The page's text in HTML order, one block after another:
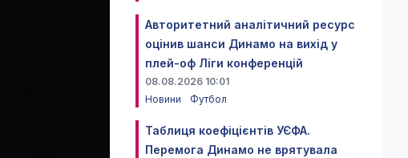
Авторитетний аналітичний ресурс
оцінив шанси Динамо на вихід у
плей-оф Ліги конференцій
08.08.2026 10:01
Новини
Футбол
Таблиця коефіцієнтів УЄФА.
Перемога Динамо не врятувала